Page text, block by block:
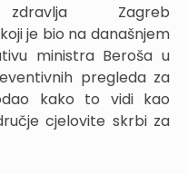
Zagreb
je bio na današnjem
ministra Beroša u
pregleda za
kako to vidi kao
cjelovite skrbi za